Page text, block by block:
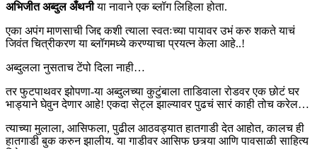
अभिजीत अब्दुल अँथनीया नावाने एक ब्लॉग लिहिला होता.
एका अपंग माणसाची जिद्द कशी त्याला स्वतःच्या पायावर उभं करु शकते याचं
जिवंत चित्रीकरण या ब्लॉगमध्ये करण्याचा प्रयत्न केला आहे..!
अब्दुलला नुसताच टेंपो दिला नाही…
तर फुटपाथवर झोपणा-या अब्दुलच्या कुटुंबाला ताडिवाला रोडवर एक छोटं घर
भाड्याने घेवुन देणार आहे! एकदा सेट्ल झाल्यावर पुढचं सारं काही तोच करेल…
त्याच्या मुलाला, आसिफला, पुढील आठवड्यात हातगाडी देत आहोत, कालच ही
हातगाडी बुक करुन झालीय. या गाडीवर आसिफ छत्र्या आणि पावसाळी साहित्य